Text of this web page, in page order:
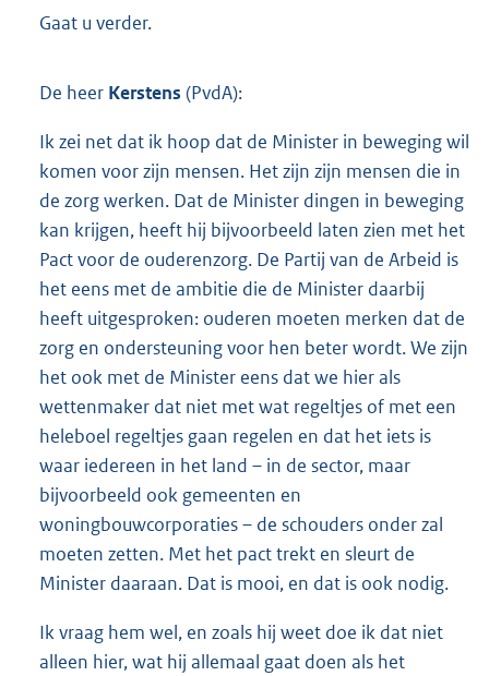
Gaat u verder.
De heer Kerstens (PvdA):
Ik zei net dat ik hoop dat de Minister in beweging wil
komen voor zijn mensen. Het zijn zijn mensen die in
de zorg werken. Dat de Minister dingen in beweging
kan krijgen, heeft hij bijvoorbeeld laten zien met het
Pact voor de ouderenzorg. De Partij van de Arbeid is
het eens met de ambitie die de Minister daarbij
heeft uitgesproken: ouderen moeten merken dat de
zorg en ondersteuning voor hen beter wordt. We zijn
het ook met de Minister eens dat we hier als
wettenmaker dat niet met wat regeltjes of met een
heleboel regeltjes gaan regelen en dat het iets is
waar iedereen in het land – in de sector, maar
bijvoorbeeld ook gemeenten en
woningbouwcorporaties – de schouders onder zal
moeten zetten. Met het pact trekt en sleurt de
Minister daaraan. Dat is mooi, en dat is ook nodig.
Ik vraag hem wel, en zoals hij weet doe ik dat niet
alleen hier, wat hij allemaal gaat doen als het